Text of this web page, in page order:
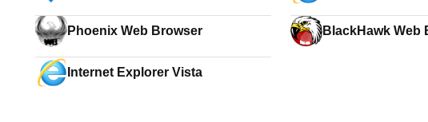
Phoenix Web Browser BlackHawk Web
Internet Explorer Vista